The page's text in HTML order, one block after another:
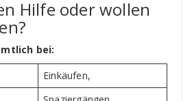
Hilfe oder wollen
bei:
Einkäufen,